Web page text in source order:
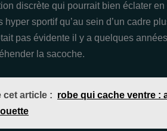
discrète qui pourrait bien éclater
hyper sportif qu’au sein d’un cadre
pas évidente il y a quelques
la sacoche.
cet article : robe qui cache ventre :